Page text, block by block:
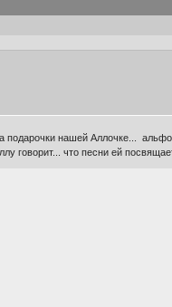
подарочки нашей Аллочке...
говорит... что песни ей